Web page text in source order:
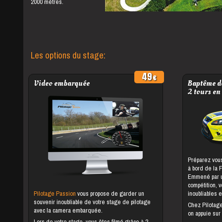
Les options du stage:
Video embarquée
49
Pilotage Passionvous propose de garder un
souvenir inoubliable de votre stage de pilotage
avec la camera embarquée.
Baptême
2 tours en
Préparez
à bord de la
Emmené
compétition,
inoubliables
Chez
on appuie